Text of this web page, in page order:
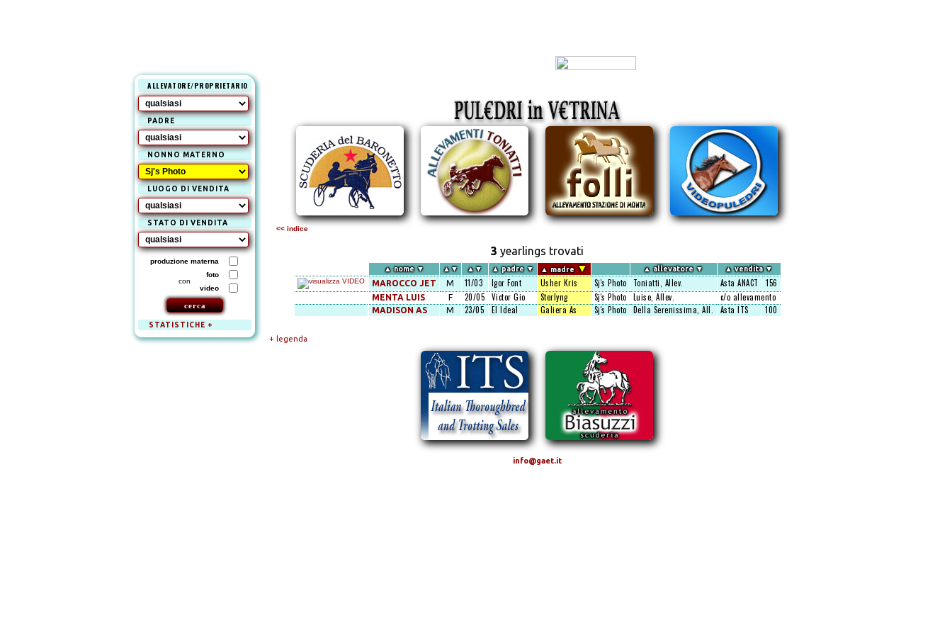
ALLEVATORE/PROPRIETARIO
PADRE
NONNO MATERNO
LUOGO DI VENDITA
STATO DI VENDITA
produzione materna
con
foto
video
STATISTICHE +
<< indice
3 yearlings trovati
▲ nome ▼ ▲▼ ▲▼ ▲ padre ▼ ▲ madre ▼ ▲ allevatore ▼ ▲vendita▼
MAROCCO JET M 11/03 Igor Font Usher Kris Sj's Photo Toniatti, Allev. Asta ANACT 156
MENTA LUIS F 20/05 Victor Gio Sterlyng Sj's Photo Luise, Allev. c/o allevamento
MADISON AS M 23/05 El Ideal Galiera As Sj's Photo Della Serenissima, All. Asta ITS 100
+ legenda
info@gaet.it